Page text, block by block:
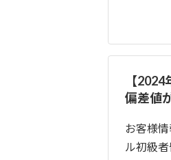
【
偏差値
お客様
ル初級